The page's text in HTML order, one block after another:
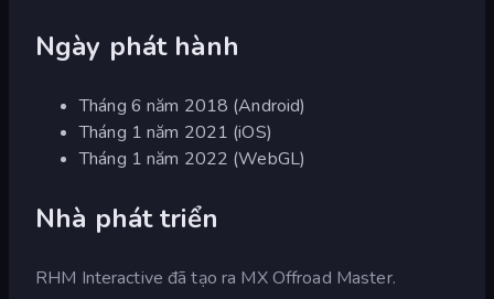
Ngày phát hành
Tháng 6 năm 2018 (Android)
Tháng 1 năm 2021 (iOS)
Tháng 1 năm 2022 (WebGL)
Nhà phát triển
RHM Interactive đã tạo ra MX Offroad Master.